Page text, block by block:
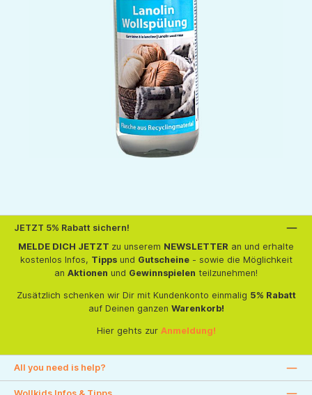
JETZT 5% Rabatt sichern!
MELDE DICH JETZT zu unserem NEWSLETTER an und erhalte
kostenlos Infos, Tippsund Gutscheine- sowie die Möglichkeit
an Aktionen und Gewinnspielen teilzunehmen!
Zusätzlich schenken wir Dir mit Kundenkonto einmalig 5% Rabatt
auf Deinen ganzen Warenkorb!
Hier gehts zur Anmeldung!
All you need is help?